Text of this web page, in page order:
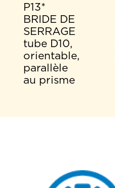
P13*
BRIDE DE
SERRAGE
tube D10,
orientable,
parallèle
au prisme